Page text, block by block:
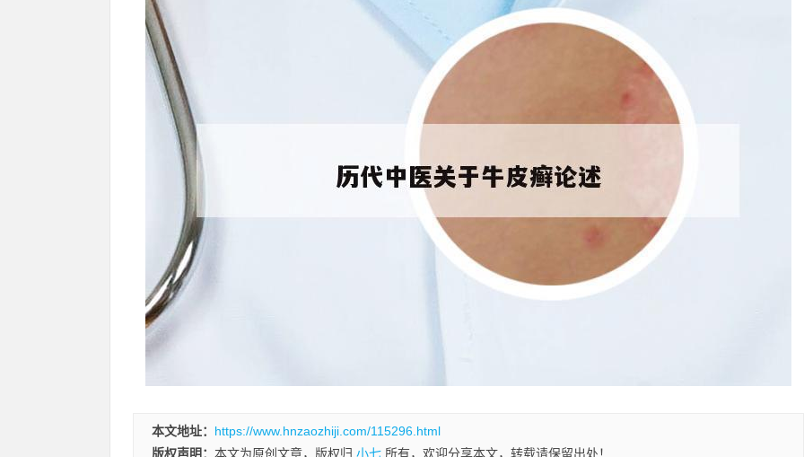
本文地址： https://www.hnzaozhiji.com/115296.html
版权声明： 本文为原创文章，版权归 小七 所有，欢迎分享本文，转载请保留出处！